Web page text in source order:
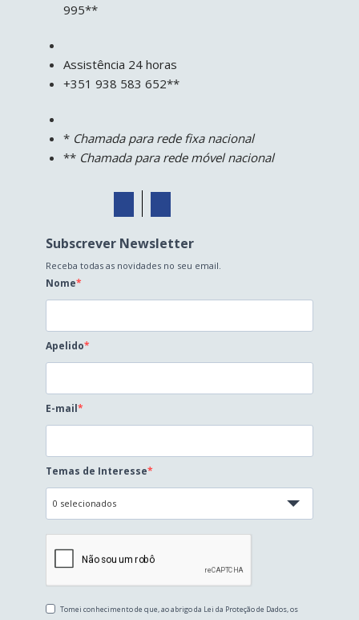
995**
Assistência 24 horas
+351 938 583 652**
* Chamada para rede fixa nacional
** Chamada para rede móvel nacional
Subscrever Newsletter
Receba todas as novidades no seu email.
Nome
Apelido
E-mail
Temas de Interesse
0 selecionados
Tomei conhecimento de que, ao abrigo da Lei da Proteção de Dados, os